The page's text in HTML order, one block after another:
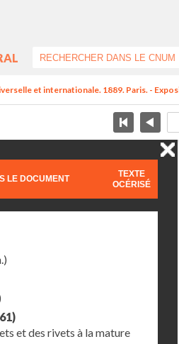
et internationale. 1889. Paris. -
LE DOCUMENT
TEXTE
OCÉRISÉ
et des rivets à la mature